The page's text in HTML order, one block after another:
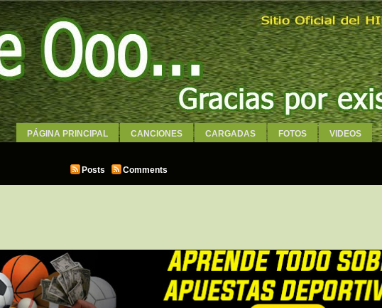
PÁGINA PRINCIPAL CANCIONES CARGADAS FOTOS VIDEOS
Posts
Comments